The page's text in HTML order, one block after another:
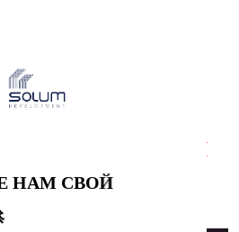
НАМ СВОЙ
ДЛЯ